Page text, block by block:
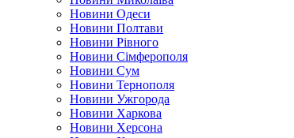
Новини Одеси
Новини Полтави
Новини Рівного
Новини Сімферополя
Новини Сум
Новини Тернополя
Новини Ужгорода
Новини Харкова
Новини Херсона